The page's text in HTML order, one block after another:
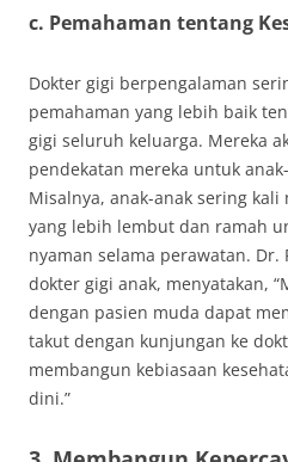
c. Pemahaman tentang
Dokter gigi berpengalaman
pemahaman yang lebih baik
gigi seluruh keluarga. Mereka
pendekatan mereka untuk
Misalnya, anak-anak sering
yang lebih lembut dan ramah
nyaman selama perawatan. Dr.
dokter gigi anak, menyatakan,
dengan pasien muda dapat
takut dengan kunjungan ke
membangun kebiasaan
dini.”